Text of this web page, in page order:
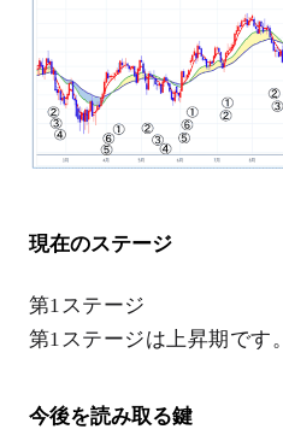
現在のステージ
第1ステージ
第1ステージは上昇期です。
今後を読み取る鍵